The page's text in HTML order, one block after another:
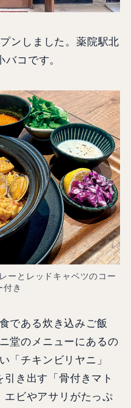
ンしました。薬院駅北
コです。
ーとレッドキャベツのコー
付き
である炊き込みご飯
堂のメニューにあるの
「チキンビリヤニ」
引き出す「骨付きマト
エビやアサリがたっぷ